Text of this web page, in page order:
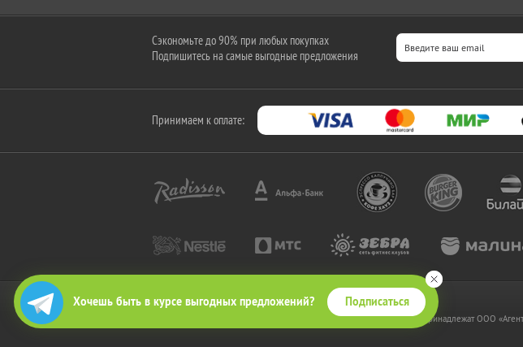
Хочешь быть в курсе выгодных предложений? Подписаться
Сэкономьте до 90% при любых покупках
Подпишитесь на самые выгодные предложения
Принимаем к оплате:
2010-2026 © КупиКупон. Все права защищены.
Все права на товарный знак "КупиКупон" и на сайт www.kupikupon.ru принадлежат OOO